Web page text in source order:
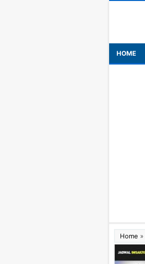
HOME
Home »